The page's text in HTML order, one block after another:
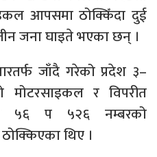
आपसमा ठोक्किँदा दुई
जना घाइते भएका छन् ।
जाँदै गरेको प्रदेश ३–
मोटरसाइकल र विपरीत
५६ प ५२६ नम्बरको
थिए ।